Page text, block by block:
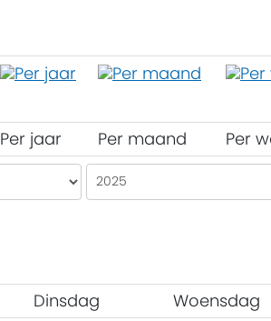
Per jaar Per maand Per
Dinsdag Woensdag